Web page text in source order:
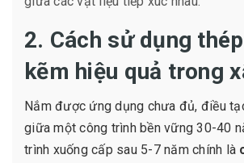
2. Cách sử dụng
kẽm hiệu quả trong
Nắm được ứng dụng chưa đủ, điều
giữa một công trình bền vững 30-40
trình xuống cấp sau 5-7 năm chính là